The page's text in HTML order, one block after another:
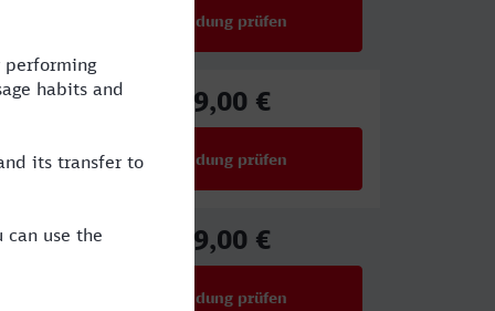
Verbindung prüfen
29,00 €
Verbindung prüfen
29,00 €
Verbindung prüfen